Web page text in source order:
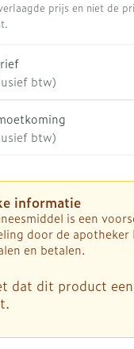
prijs en niet de
btw)
btw)
informatie
is een
door de apotheker
en betalen.
dat dit product